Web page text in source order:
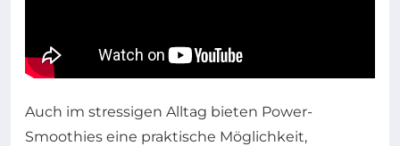
Auch im stressigen Alltag bieten Power-
Smoothies eine praktische Möglichkeit,